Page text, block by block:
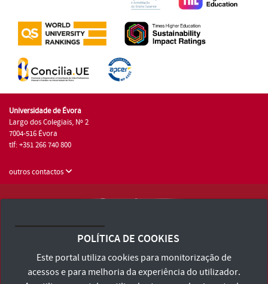
Universidade de Évora
Largo dos Colegiais, Nº 2
7004-516 Évora
tlf: +351 266 740 800
outros contactos
Consulte os Termos e Condições e Política de Privacidade
Declaração de Acessibilidade
POLÍTICA DE COOKIES
Este portal utiliza cookies para monitorização de
acessos e para melhoria da experiência do utilizador.